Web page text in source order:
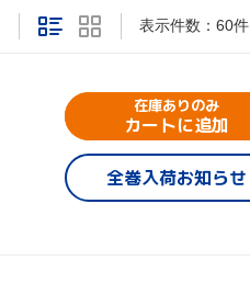
表示件数： 60件
在庫ありのみ
カートに追加
全巻入荷お知らせ